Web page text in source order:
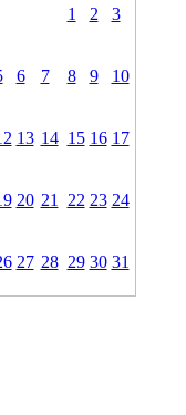
1 2 3
6 7 8 9 10
13 14 15 16 17
20 21 22 23 24
27 28 29 30 31